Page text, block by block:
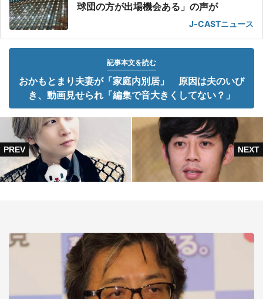
球団の方が出場機会ある」の声が
J-CASTニュース
記事本文を読む
おかもとまり夫妻が「家庭内別居」 原因は夫のいび
き、動画見せられ「編集で音大きくしてない？」